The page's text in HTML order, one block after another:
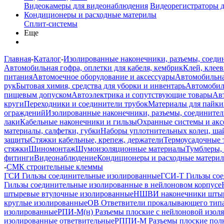
Видеокамеры для видеонаблюдения Видеорегистраторы
Кондиционеры и расходные материлы
Сплит-системы
Еще
Главная-Каталог-Изолированные наконечники, разъемы,
Автомобильная гофра, оплетки для кабеля, кембрикКлей,
питанияАвтомоечное оборудование и аксессуары
рукБытовая химия, средства для уборки и инвентарь
пищевым допускомАвтоэлектрика и сопутствующие товары
кругиПереходники и соединители трубокМатериалы для пайки
огражденийИзолированные наконечники, разъемы,
лакиКабельные наконечники и гильзыОхранные системы и
материалы, салфетки, губкиНаборы уплотнительных колец,
защитыСтяжки кабельные, крепеж, держателиТермоусадочные
стяжкиШиномонтажШумоизоляционные материалыТумблеры,
фитингиВидеонаблюдениеКондиционеры и расходные
-СМК строительные клеммы
ГСИ Гильзы соединительные изолированныеГСИ-Т Гильзы
Гильзы соединительные изолированные в нейлоновом корпусе
штыревые втулочные изолированныеНШВИ наконечники
круглые изолированныеОВ Ответвители прокалывающего
изолированныеРПИ-М(н) Разъемы плоские с нейлоновой
изолированные ответвительныеРППИ-М Разъемы плоские